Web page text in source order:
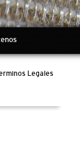
Legales